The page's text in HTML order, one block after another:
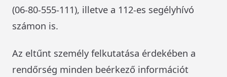
(06-80-555-111), illetve a 112-es segélyhívó
számon is.
Az eltűnt személy felkutatása érdekében a
rendőrség minden beérkező információt